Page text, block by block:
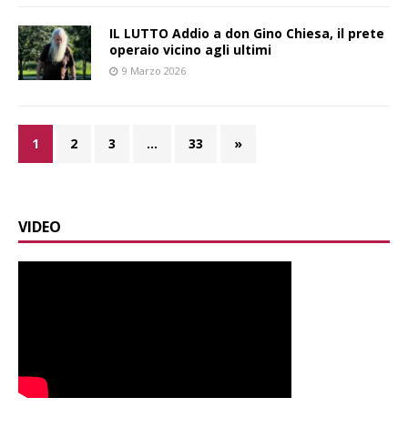
IL LUTTO Addio a don Gino Chiesa, il prete
operaio vicino agli ultimi
9 Marzo 2026
1 2 3 … 33 »
VIDEO